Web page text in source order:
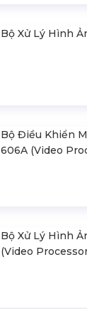
Bộ Xử Lý Hình
Bộ Điều Khiển
606A (Video
Bộ Xử Lý Hình
(Video